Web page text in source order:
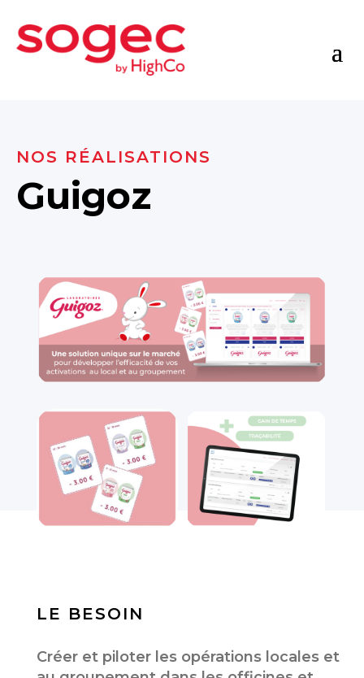
NOS RÉALISATIONS
Guigoz
LE BESOIN
Créer et piloter les opérations locales et